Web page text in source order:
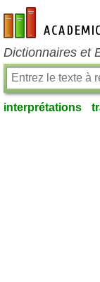
fr-academic.com
Dictionnaires et
interprétations